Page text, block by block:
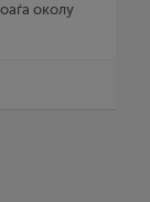
околу